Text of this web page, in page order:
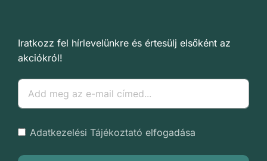
Iratkozz fel hírlevelünkre és értesülj elsőként az
akciókról!
Adatkezelési Tájékoztató elfogadása